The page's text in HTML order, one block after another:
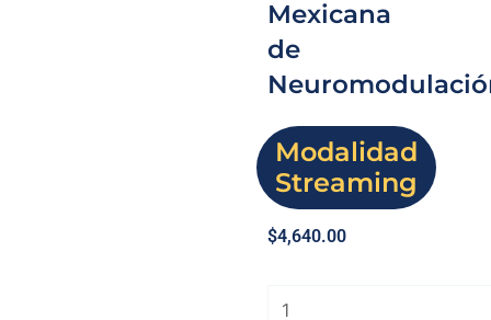
Mexicana
de
Modalidad
Streaming
$4,640.00
6to